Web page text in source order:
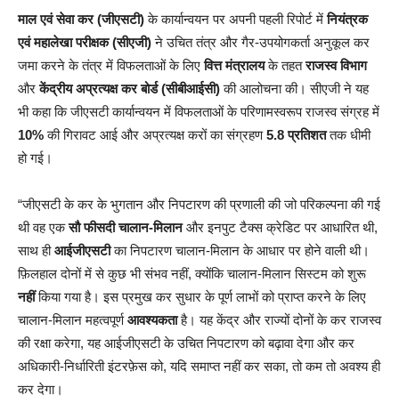
माल एवं सेवा कर (जीएसटी)के कार्यान्वयन पर अपनी पहली रिपोर्ट मेंनियंत्रक
एवं महालेखा परीक्षक (सीएजी)ने उचित तंत्र और गैर-उपयोगकर्ता अनुकूल कर
जमा करने के तंत्र में विफलताओं के लिएवित्त मंत्रालयके तहतराजस्व विभाग
औरकेंद्रीय अप्रत्यक्ष कर बोर्ड (सीबीआईसी)की आलोचना की। सीएजी ने यह
भी कहा कि जीएसटी कार्यान्वयन में विफलताओं के परिणामस्वरूप राजस्व संग्रह में
10%की गिरावट आई और अप्रत्यक्ष करों का संग्रहण5.8 प्रतिशततक धीमी
हो गई।
“जीएसटी के कर के भुगतान और निपटारण की प्रणाली की जो परिकल्पना की गई
थी वह एकसौ फीसदी चालान-मिलानऔर इनपुट टैक्स क्रेडिट पर आधारित थी,
साथ हीआईजीएसटीका निपटारण चालान-मिलान के आधार पर होने वाली थी।
फ़िलहाल दोनों में से कुछ भी संभव नहीं, क्योंकि चालान-मिलान सिस्टम को शुरू
नहींकिया गया है। इस प्रमुख कर सुधार के पूर्ण लाभों को प्राप्त करने के लिए
चालान-मिलान महत्वपूर्णआवश्यकताहै। यह केंद्र और राज्यों दोनों के कर राजस्व
की रक्षा करेगा, यह आईजीएसटी के उचित निपटारण को बढ़ावा देगा और कर
अधिकारी-निर्धारिती इंटरफ़ेस को, यदि समाप्त नहीं कर सका, तो कम तो अवश्य ही
कर देगा।